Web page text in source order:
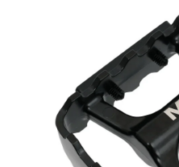
hvězdiček.